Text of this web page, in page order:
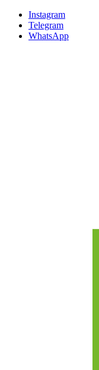
Instagram
Telegram
WhatsApp